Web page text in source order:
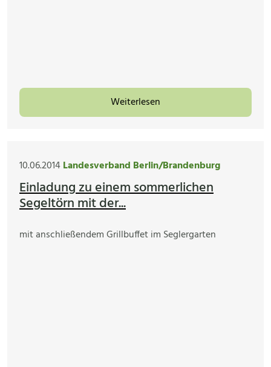
Weiterlesen
10.06.2014Landesverband Berlin/Brandenburg
Einladung zu einem sommerlichen
Segeltörn mit der...
mit anschließendem Grillbuffet im Seglergarten